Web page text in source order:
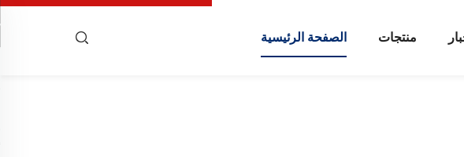
الصفحة الرئيسية منتجات